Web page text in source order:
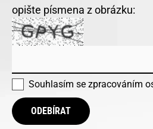
opište písmena z obrázku:
Souhlasím se zpracováním
ODEBÍRAT